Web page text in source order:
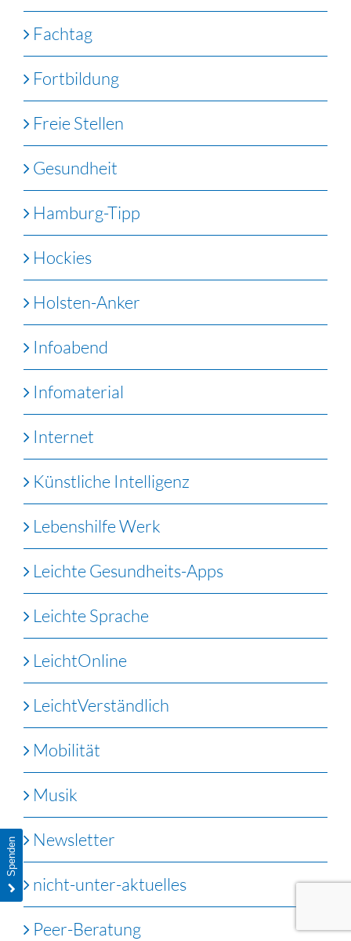
Fachtag
Fortbildung
Freie Stellen
Gesundheit
Hamburg-Tipp
Hockies
Holsten-Anker
Infoabend
Infomaterial
Internet
Künstliche Intelligenz
Lebenshilfe Werk
Leichte Gesundheits-Apps
Leichte Sprache
LeichtOnline
LeichtVerständlich
Mobilität
Musik
Newsletter
nicht-unter-aktuelles
Peer-Beratung
Spenden